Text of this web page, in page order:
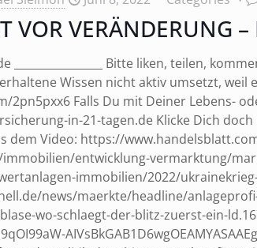
VOR
Bitte liken, teilen,
Wissen nicht aktiv umsetzt,
2pn5pxx6 Falls Du mit Deiner
in-21-tagen.de Klicke Dich
dem Video: https://
entwicklung-vermarktung/
immobilien/2022/
news/maerkte/headline/
wo-schlaegt-der-blitz-zuerst-ein-